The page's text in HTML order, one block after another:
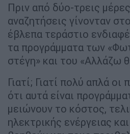
Πριν από δύο-τρεις
αναζητήσεις γίνονταν
έβλεπα τεράστιο
τα προγράμματα των
στέγη» και του «Αλλάζω
Γιατί; Γιατί πολύ απλά οι
ότι αυτά είναι
μειώνουν το κόστος,
ηλεκτρικής ενέργειας